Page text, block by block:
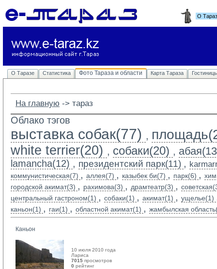
О
О Таразе Статистика Фото Тараза и области Карта Тараза
На главную -> тараз
Облако тэгов
выставка собак(77) ,
white terrier(20) , собаки(20) ,
lamancha(12) , президентский парк(11) ,
коммунистическая(7) , аллея(7) , казыбек би(7) , парк(6) ,
городской акимат(3) , рахимова(3) , драмтеатр(3) ,
центральный гастроном(1) , собаки(1) , акимат(1) , ущелье(1)
каньон(1) , гаи(1) , областной акимат(1) , жамбылская
Каньон
10 июля 2010 года
Лариса
7015 просмотров
0 рейтинг